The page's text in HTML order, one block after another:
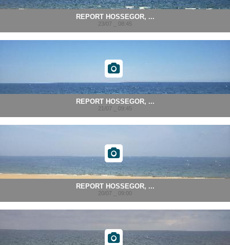
REPORT HOSSEGOR, ...
23/07 _ 08:45
REPORT HOSSEGOR, ...
21/07 _ 09:45
REPORT HOSSEGOR, ...
20/07 _ 09:00